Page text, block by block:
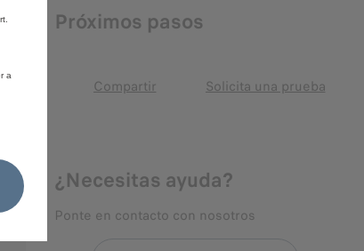
Próximos pasos
Compartir Solicita una prueba
¿Necesitas ayuda?
Ponte en contacto con nosotros
a